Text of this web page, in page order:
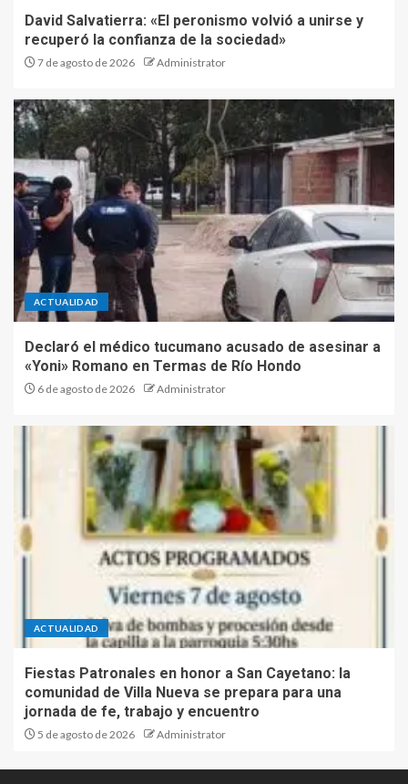
David Salvatierra: «El peronismo volvió a unirse y
recuperó la confianza de la sociedad»
7 de agosto de 2026 Administrator
ACTUALIDAD
Declaró el médico tucumano acusado de asesinar a
«Yoni» Romano en Termas de Río Hondo
6 de agosto de 2026 Administrator
ACTUALIDAD
Fiestas Patronales en honor a San Cayetano: la
comunidad de Villa Nueva se prepara para una
jornada de fe, trabajo y encuentro
5 de agosto de 2026 Administrator